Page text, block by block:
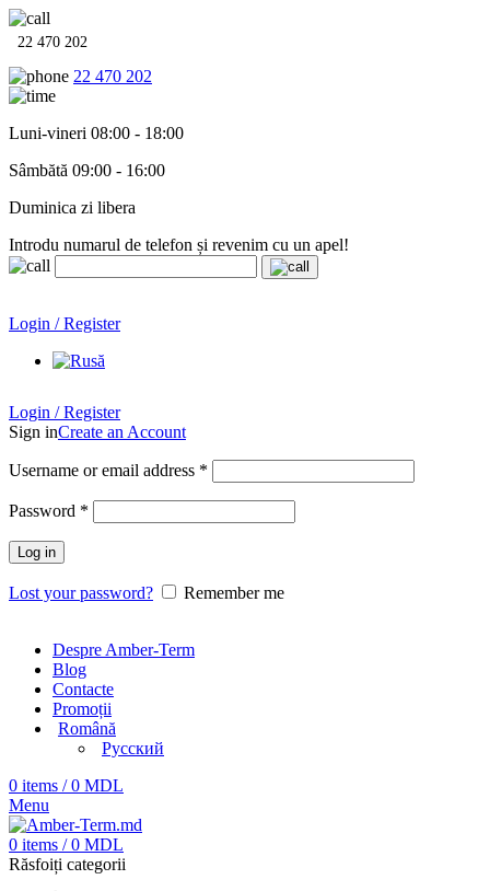
22 470 202
22 470 202
Luni-vineri 08:00 - 18:00
Sâmbătă 09:00 - 16:00
Duminica zi libera
Introdu numarul de telefon și revenim cu un apel!
Login / Register
Login / Register
Sign inCreate an Account
Username or email address *
Password *
Log in
Lost your password? Remember me
Despre Amber-Term
Blog
Contacte
Promoții
Română
Русский
0 items / 0 MDL
Menu
0 items / 0 MDL
Răsfoiți categorii